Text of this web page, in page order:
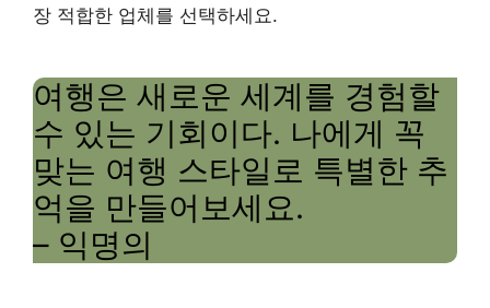
장 적합한 업체를 선택하세요.
여행은 새로운 세계를 경험할
수 있는 기회이다. 나에게 꼭
맞는 여행 스타일로 특별한 추
억을 만들어보세요.
– 익명의